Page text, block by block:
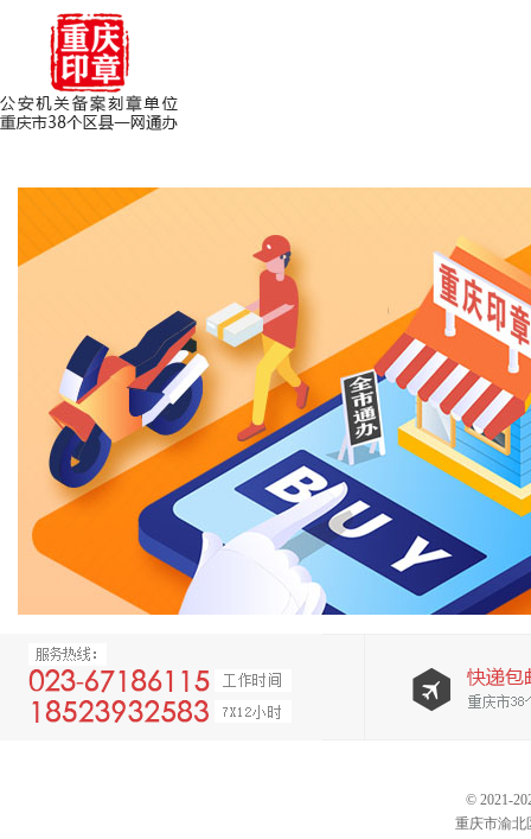
© 2021-
重庆市渝北